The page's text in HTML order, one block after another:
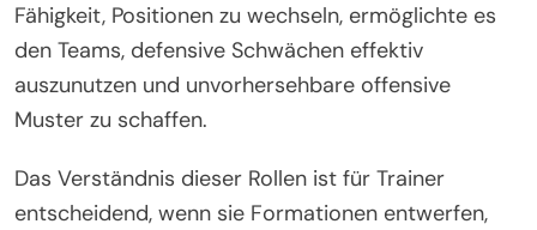
Fähigkeit, Positionen zu wechseln, ermöglichte es
den Teams, defensive Schwächen effektiv
auszunutzen und unvorhersehbare offensive
Muster zu schaffen.
Das Verständnis dieser Rollen ist für Trainer
entscheidend, wenn sie Formationen entwerfen,